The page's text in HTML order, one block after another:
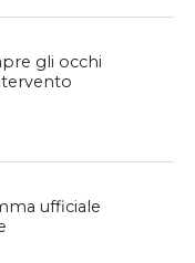
gli occhi
ufficiale